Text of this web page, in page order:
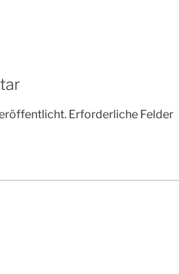
Erforderliche Felder